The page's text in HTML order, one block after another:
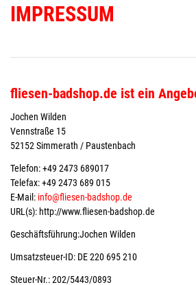
IMPRESSUM
fliesen-badshop.de ist ein
Jochen Wilden
Vennstraße 15
52152 Simmerath / Paustenbach
Telefon: +49 2473 689017
Telefax: +49 2473 689 015
E-Mail: info@fliesen-badshop.de
URL(s): http://www.fliesen-badshop.de
Geschäftsführung:Jochen Wilden
Umsatzsteuer-ID: DE 220 695 210
Steuer-Nr.: 202/5443/0893